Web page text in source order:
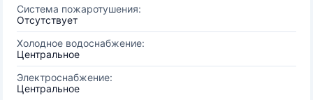
Система пожаротушения:
Отсутствует
Холодное водоснабжение:
Центральное
Электроснабжение:
Центральное